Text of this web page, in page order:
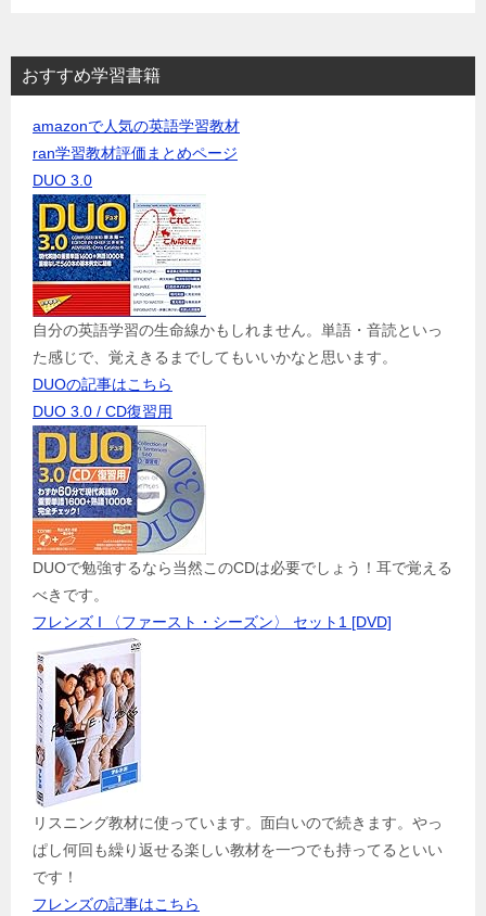
おすすめ学習書籍
amazonで人気の英語学習教材
ran学習教材評価まとめページ
DUO 3.0
自分の英語学習の生命線かもしれません。単語・音読といっ
た感じで、覚えきるまでしてもいいかなと思います。
DUOの記事はこちら
DUO 3.0 / CD復習用
DUOで勉強するなら当然このCDは必要でしょう！耳で覚える
べきです。
フレンズ I 〈ファースト・シーズン〉 セット1 [DVD]
リスニング教材に使っています。面白いので続きます。やっ
ぱし何回も繰り返せる楽しい教材を一つでも持ってるといい
です！
フレンズの記事はこちら